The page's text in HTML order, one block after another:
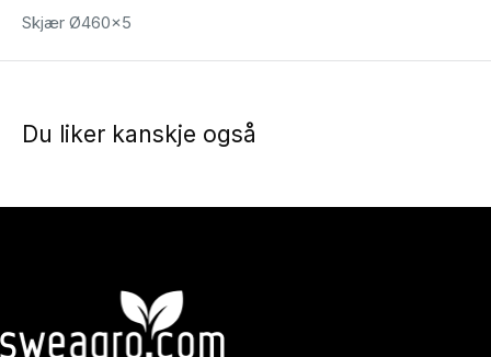
Skjær Ø460x5
Du liker kanskje også